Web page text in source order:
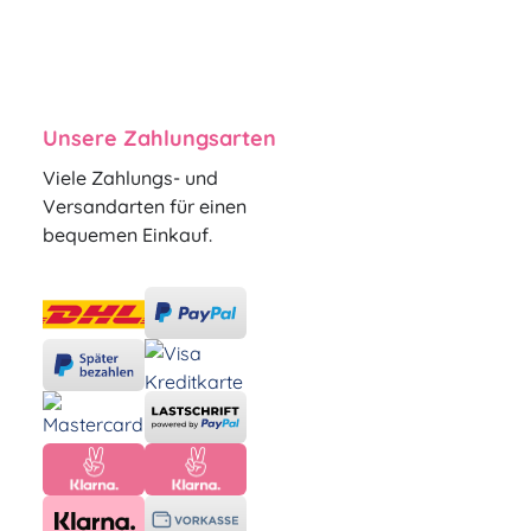
Unsere Zahlungsarten
Viele Zahlungs- und
Versandarten für einen
bequemen Einkauf.